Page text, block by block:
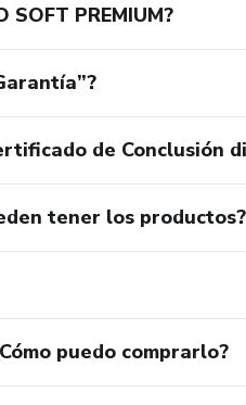
SOFT PREMIUM?
de Conclusión
tener los productos?
puedo comprarlo?